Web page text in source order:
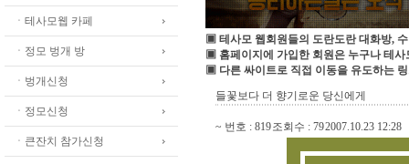
ㆍ테사모웹 카페
ㆍ정모 벙개 방
ㆍ벙개신청
ㆍ정모신청
ㆍ큰잔치 참가신청
▣ 테사모 웹회원들의 도란도란 대화방,
▣ 홈페이지에 가입한 회원은 누구나 테사
▣ 다른 싸이트로 직접 이동을 유도하는
들꽃보다 더 향기로운 당신에게
~ 번호 : 819조회수 : 792007.10.23 12:28